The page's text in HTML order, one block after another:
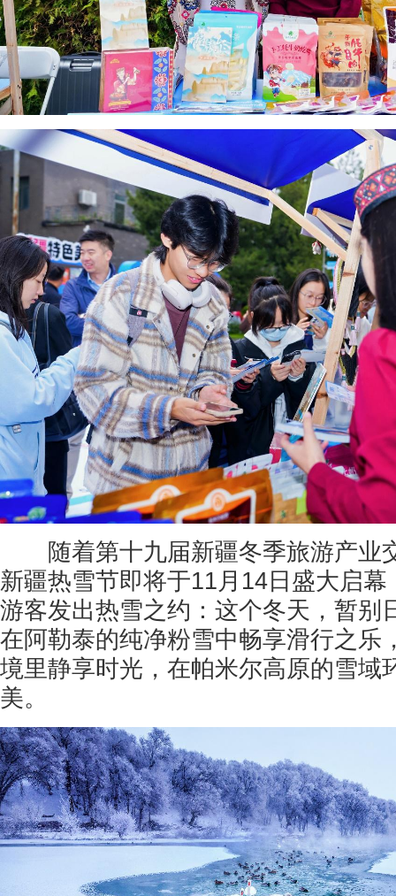
随着第十九届新疆冬季旅游产业
新疆热雪节即将于11月14日盛大启
游客发出热雪之约：这个冬天，暂别
在阿勒泰的纯净粉雪中畅享滑行之乐
境里静享时光，在帕米尔高原的雪域
美。